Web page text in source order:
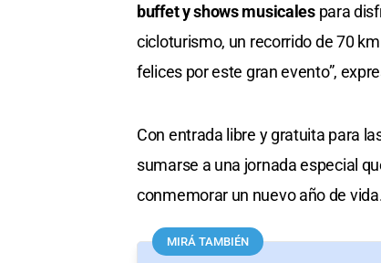
buffet y shows musicalespara
cicloturismo, un recorrido de 70
felices por este gran evento”,
Con entrada libre y gratuita para
sumarse a una jornada especial
conmemorar un nuevo año de
MIRÁ TAMBIÉN